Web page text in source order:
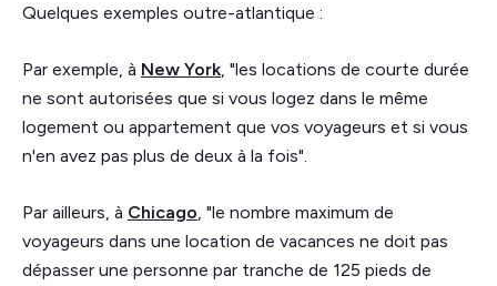
Quelques exemples outre-atlantique :
Par exemple, à New York , "les locations de courte durée
ne sont autorisées que si vous logez dans le même
logement ou appartement que vos voyageurs et si vous
n'en avez pas plus de deux à la fois".
Par ailleurs, à Chicago , "le nombre maximum de
voyageurs dans une location de vacances ne doit pas
dépasser une personne par tranche de 125 pieds de